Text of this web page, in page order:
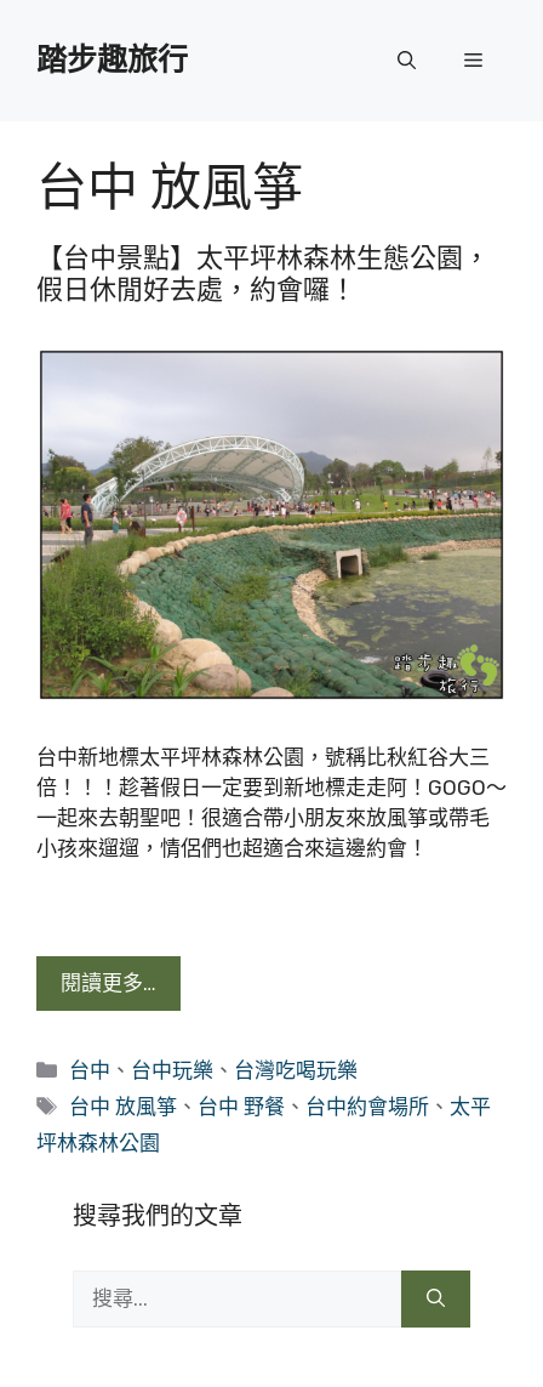
踏步趣旅行 選
台中 放風箏
【台中景點】太平坪林森林生態公園，
假日休閒好去處，約會囉！
台中新地標太平坪林森林公園，號稱比秋紅谷大三
倍！！！趁著假日一定要到新地標走走阿！GOGO～
一起來去朝聖吧！很適合帶小朋友來放風箏或帶毛
小孩來遛遛，情侶們也超適合來這邊約會！
閱讀更多…
分
類
台中 、 台中玩樂 、 台灣吃喝玩樂
標
籤
台中 放風箏 、 台中 野餐 、 台中約會場所 、 太平
坪林森林公園
搜尋我們的文章
尋: